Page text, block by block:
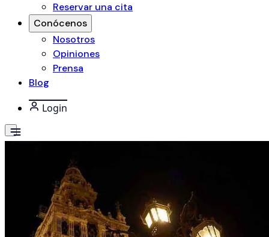
Reservar una cita
Conócenos
Nosotros
Opiniones
Prensa
Blog
Login